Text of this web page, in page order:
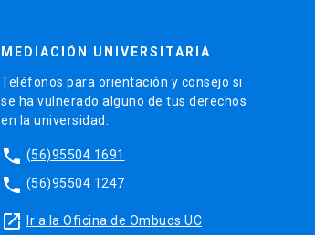
MEDIACIÓN UNIVERSITARIA
Teléfonos para orientación y consejo si
se ha vulnerado alguno de tus derechos
en la universidad.
phone (56)95504 1691
phone (56)95504 1247
launch Ir a la Oficina de Ombuds UC